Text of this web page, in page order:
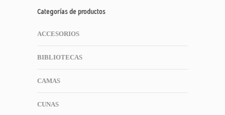
Categorías de productos
ACCESORIOS
BIBLIOTECAS
CAMAS
CUNAS